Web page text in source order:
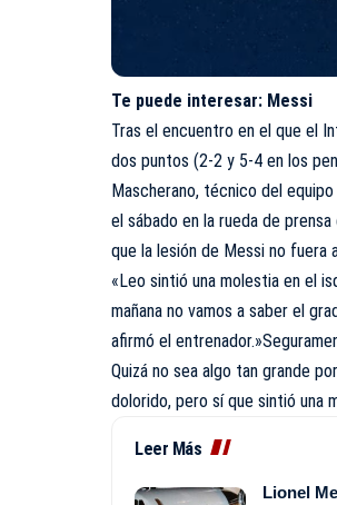
Te puede interesar: Messi
Tras el encuentro en el que el
dos puntos (2-2 y 5-4 en los
Mascherano, técnico del
el sábado en la rueda de
que la lesión de Messi no fuera
«Leo sintió una molestia en el
mañana no vamos a saber el
afirmó el
Quizá no sea algo tan grande
dolorido, pero sí que sintió una
Leer Más
Lionel